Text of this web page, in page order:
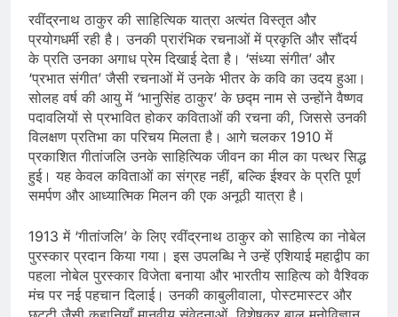
रवींद्रनाथ ठाकुर की साहित्यिक यात्रा अत्यंत विस्तृत और
प्रयोगधर्मी रही है। उनकी प्रारंभिक रचनाओं में प्रकृति और सौंदर्य
के प्रति उनका अगाध प्रेम दिखाई देता है। ‘संध्या संगीत’ और
‘प्रभात संगीत’ जैसी रचनाओं में उनके भीतर के कवि का उदय हुआ।
सोलह वर्ष की आयु में ‘भानुसिंह ठाकुर’ के छद्म नाम से उन्होंने वैष्णव
पदावलियों से प्रभावित होकर कविताओं की रचना की, जिससे उनकी
विलक्षण प्रतिभा का परिचय मिलता है। आगे चलकर 1910 में
प्रकाशित गीतांजलि उनके साहित्यिक जीवन का मील का पत्थर सिद्ध
हुई। यह केवल कविताओं का संग्रह नहीं, बल्कि ईश्वर के प्रति पूर्ण
समर्पण और आध्यात्मिक मिलन की एक अनूठी यात्रा है।
1913 में ‘गीतांजलि’ के लिए रवींद्रनाथ ठाकुर को साहित्य का नोबेल
पुरस्कार प्रदान किया गया। इस उपलब्धि ने उन्हें एशियाई महाद्वीप का
पहला नोबेल पुरस्कार विजेता बनाया और भारतीय साहित्य को वैश्विक
मंच पर नई पहचान दिलाई। उनकी काबुलीवाला, पोस्टमास्टर और